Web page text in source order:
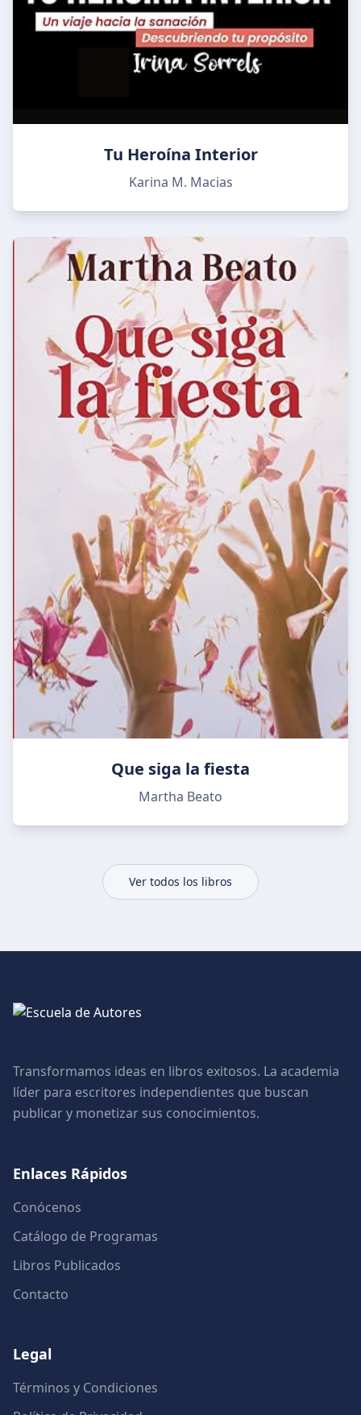
Tu Heroína Interior
Karina M. Macias
Que siga la fiesta
Martha Beato
Ver todos los libros
Transformamos ideas en libros exitosos. La academia
líder para escritores independientes que buscan
publicar y monetizar sus conocimientos.
Enlaces Rápidos
Conócenos
Catálogo de Programas
Libros Publicados
Contacto
Legal
Términos y Condiciones